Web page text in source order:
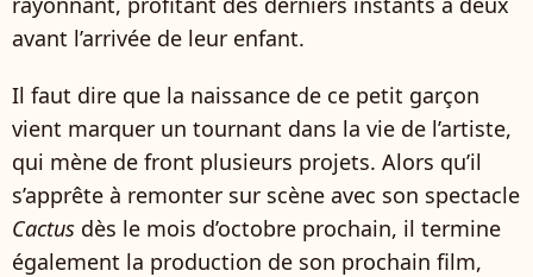
avant l’arrivée de leur enfant.
Il faut dire que la naissance de ce petit garçon
vient marquer un tournant dans la vie de l’artiste,
qui mène de front plusieurs projets. Alors qu’il
s’apprête à remonter sur scène avec son spectacle
Cactus dès le mois d’octobre prochain, il termine
également la production de son prochain film,